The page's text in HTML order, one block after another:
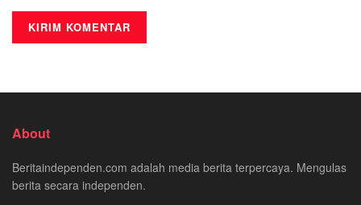
About
Beritaindependen.com adalah media berita terpercaya. Mengulas
berita secara independen.